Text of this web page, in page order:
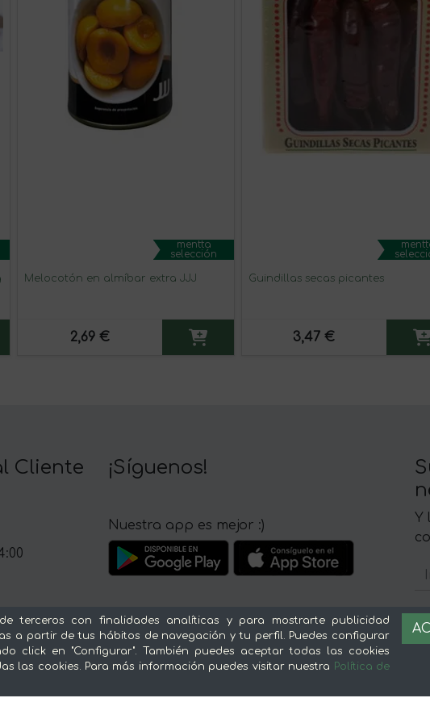
mentta
selección
Melocotón en almíbar extra JJJ
2,69 €
Guindillas secas picantes
3,47 €
Cliente ¡Síguenos!
Nuestra app es mejor :)
Y
Sobre mentta
mentta
terceros con finalidades analíticas y para mostrarte publicidad
a partir de tus hábitos de navegación y tu perfil. Puedes configurar
click en "Configurar". También puedes aceptar todas las cookies
las cookies. Para más información puedes visitar nuestra Política de